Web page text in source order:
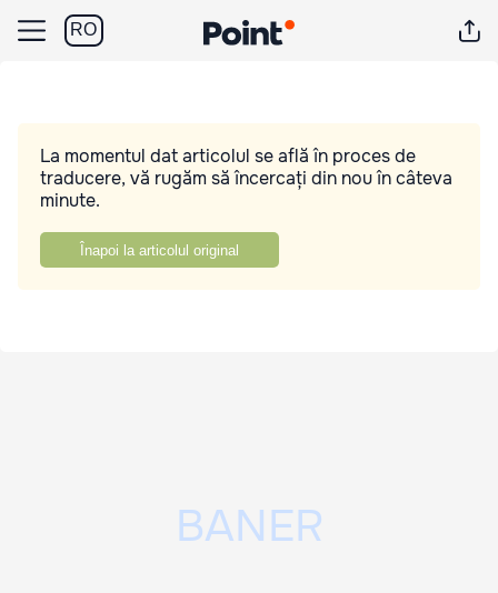
RO
La momentul dat articolul se află în proces de
traducere, vă rugăm să încercați din nou în câteva
minute.
Înapoi la articolul original